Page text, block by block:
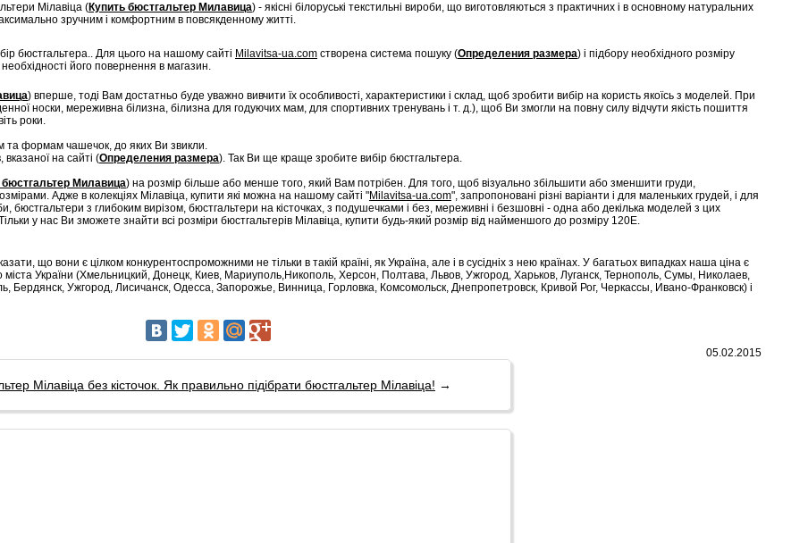
Мілавіца (Купить бюстгальтер Милавица) - якісні білоруські текстильні вироби, що виготовляються з практичних і в основному натуральних
зручним і комфортним в повсякденному житті.
бюстгальтера.. Для цього на нашому сайті Milavitsa-ua.com створена система пошуку (Определения размера) і підбору необхідного розміру
його повернення в магазин.
) вперше, тоді Вам достатньо буде уважно вивчити їх особливості, характеристики і склад, щоб зробити вибір на користь якоїсь з моделей. При
носки, мереживна білизна, білизна для годуючих мам, для спортивних тренувань і т. д.), щоб Ви змогли на повну силу відчути якість пошиття
роки.
та формам чашечок, до яких Ви звикли.
вказаної на сайті (Определения размера). Так Ви ще краще зробите вибір бюстгальтера.
бюстгальтер Милавица) на розмір більше або менше того, який Вам потрібен. Для того, щоб візуально збільшити або зменшити груди,
Адже в колекціях Мілавіца, купити які можна на нашому сайті "Milavitsa-ua.com", запропоновані різні варіанти і для маленьких грудей, і для
бюстгальтери з глибоким вирізом, бюстгальтери на кісточках, з подушечками і без, мереживні і безшовні - одна або декілька моделей з цих
у нас Ви зможете знайти всі розміри бюстгальтерів Мілавіца, купити будь-який розмір від найменшого до розміру 120E.
що вони є цілком конкурентоспроможними не тільки в такій країні, як Україна, але і в сусідніх з нею країнах. У багатьох випадках наша ціна є
міста України (Хмельницкий, Донецк, Киев, Мариуполь,Никополь, Херсон, Полтава, Львов, Ужгород, Харьков, Луганск, Тернополь, Сумы, Николаев,
Бердянск, Ужгород, Лисичанск, Одесса, Запорожье, Винница, Горловка, Комсомольск, Днепропетровск, Кривой Рог, Черкассы, Ивано-Франковск) і
05.02.2015
Мілавіца без кісточок. Як правильно підібрати бюстгальтер Мілавіца! →